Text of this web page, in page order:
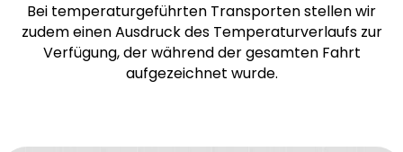
Bei temperaturgeführten Transporten stellen wir
zudem einen Ausdruck des Temperaturverlaufs zur
Verfügung, der während der gesamten Fahrt
aufgezeichnet wurde.